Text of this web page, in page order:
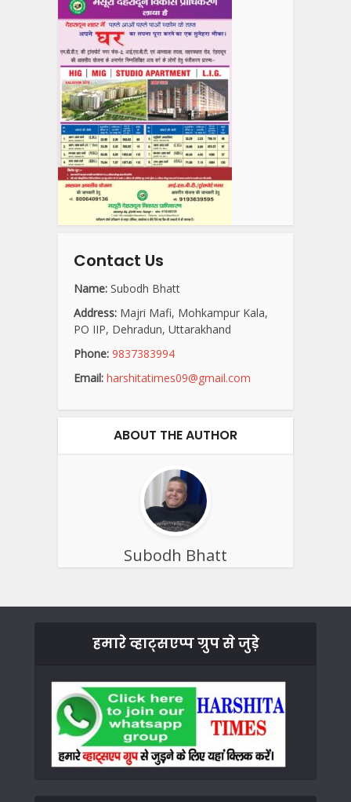
Contact Us
Name: Subodh Bhatt
Address: Majri Mafi, Mohkampur Kala,
PO IIP, Dehradun, Uttarakhand
Phone: 9837383994
Email: harshitatimes09@gmail.com
ABOUT THE AUTHOR
Subodh Bhatt
हमारे व्हाट्सएप्प ग्रुप से जुड़े